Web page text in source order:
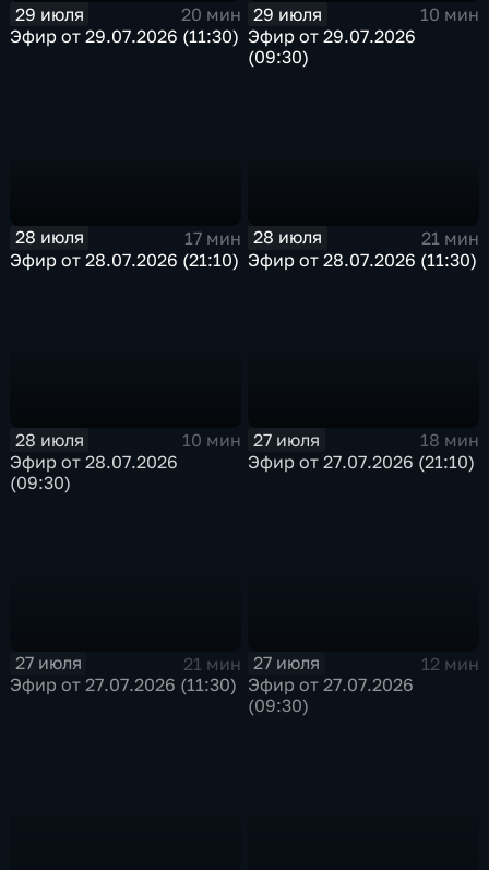
29 июля
20 мин
Эфир от 29.07.2026 (11:30)
29 июля
10 мин
Эфир от 29.07.2026
(09:30)
28 июля
17 мин
Эфир от 28.07.2026 (21:10)
28 июля
21 мин
Эфир от 28.07.2026 (11:30)
28 июля
10 мин
Эфир от 28.07.2026
(09:30)
27 июля
18 мин
Эфир от 27.07.2026 (21:10)
27 июля
21 мин
Эфир от 27.07.2026 (11:30)
27 июля
12 мин
Эфир от 27.07.2026
(09:30)